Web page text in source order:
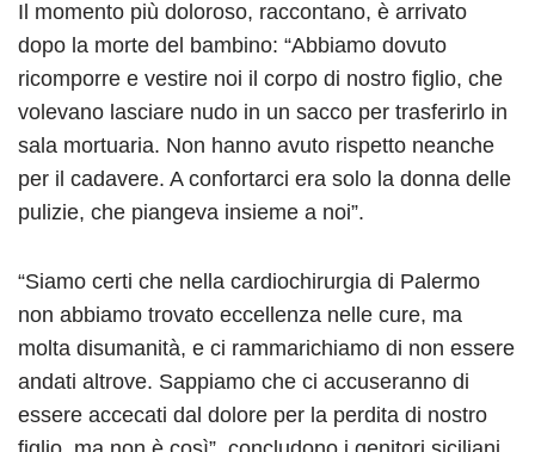
Il momento più doloroso, raccontano, è arrivato
dopo la morte del bambino: “Abbiamo dovuto
ricomporre e vestire noi il corpo di nostro figlio, che
volevano lasciare nudo in un sacco per trasferirlo in
sala mortuaria. Non hanno avuto rispetto neanche
per il cadavere. A confortarci era solo la donna delle
pulizie, che piangeva insieme a noi”.
“Siamo certi che nella cardiochirurgia di Palermo
non abbiamo trovato eccellenza nelle cure, ma
molta disumanità, e ci rammarichiamo di non essere
andati altrove. Sappiamo che ci accuseranno di
essere accecati dal dolore per la perdita di nostro